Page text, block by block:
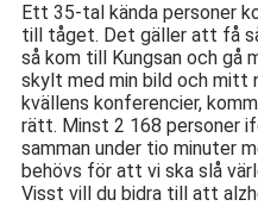
Ett 35-tal kända personer
till tåget. Det gäller att få
så kom till Kungsan och gå
skylt med min bild och mitt
kvällens konferencier,
rätt. Minst 2 168 personer
samman under tio minuter
behövs för att vi ska slå
Visst vill du bidra till att